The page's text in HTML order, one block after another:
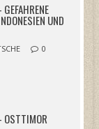
UND
0